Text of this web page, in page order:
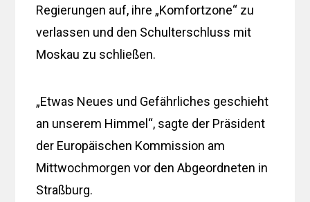
Regierungen auf, ihre „Komfortzone“ zu
verlassen und den Schulterschluss mit
Moskau zu schließen.
„Etwas Neues und Gefährliches geschieht
an unserem Himmel“, sagte der Präsident
der Europäischen Kommission am
Mittwochmorgen vor den Abgeordneten in
Straßburg.